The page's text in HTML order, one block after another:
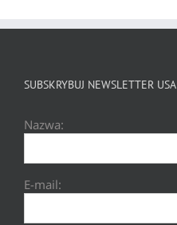
SUBSKRYBUJ NEWSLETTER USA
Nazwa:
E-mail: